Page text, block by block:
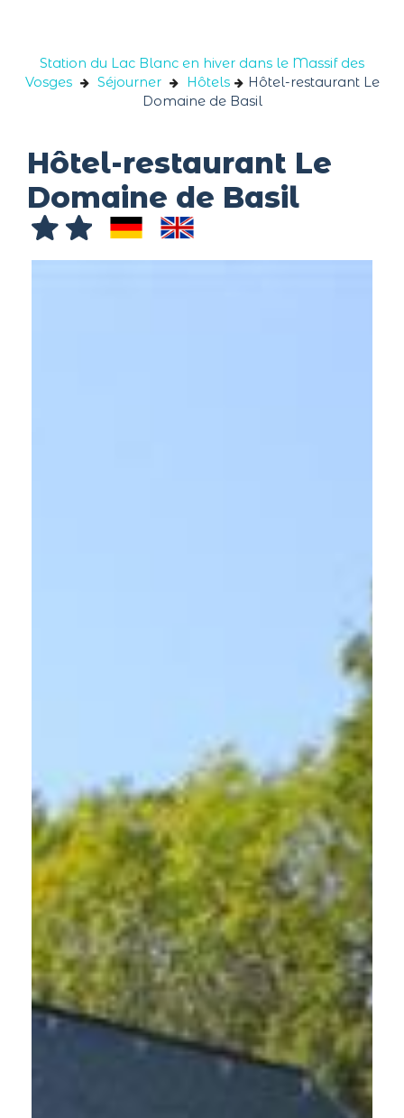
Station du Lac Blanc en hiver dans le Massif des
Vosges
Séjourner Hôtels
Hôtel-restaurant Le
Domaine de Basil
Hôtel-restaurant Le
Domaine de Basil